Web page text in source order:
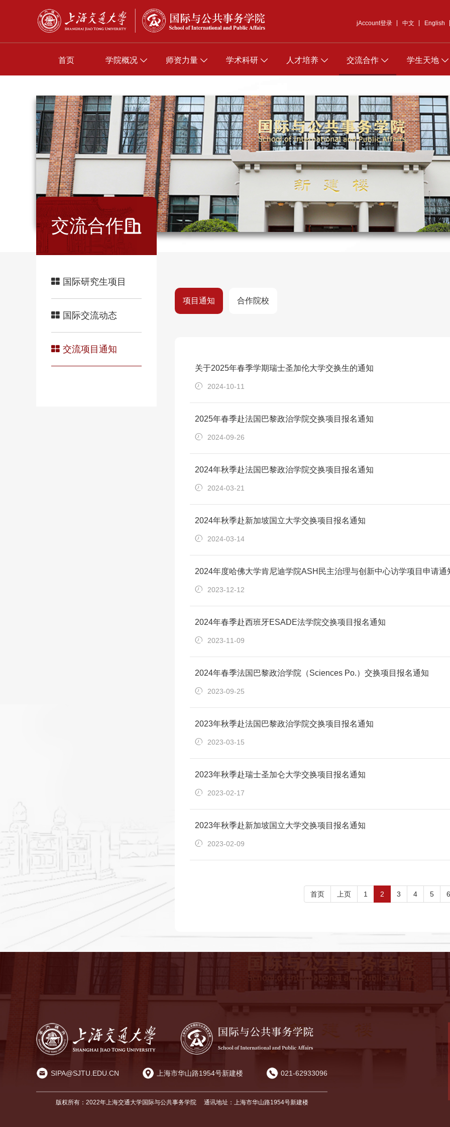
jAccount登录 中文 English
首页 学院概况 师资力量 学术科研 人才培养 交流合作 学生天地
交流合作
国际研究生项目
国际交流动态
交流项目通知
项目通知 合作院校
关于2025年春季学期瑞士圣加伦大学交换生的通知
2024-10-11
2025年春季赴法国巴黎政治学院交换项目报名通知
2024-09-26
2024年秋季赴法国巴黎政治学院交换项目报名通知
2024-03-21
2024年秋季赴新加坡国立大学交换项目报名通知
2024-03-14
2024年度哈佛大学肯尼迪学院ASH民主治理与创新中心访学项目申请通
2023-12-12
2024年春季赴西班牙ESADE法学院交换项目报名通知
2023-11-09
2024年春季法国巴黎政治学院（Sciences Po.）交换项目报名通知
2023-09-25
2023年秋季赴法国巴黎政治学院交换项目报名通知
2023-03-15
2023年秋季赴瑞士圣加仑大学交换项目报名通知
2023-02-17
2023年秋季赴新加坡国立大学交换项目报名通知
2023-02-09
首页 上页 1 2 3 4 5 6
SIPA@SJTU.EDU.CN 上海市华山路1954号新建楼 021-62933096
版权所有：2022年上海交通大学国际与公共事务学院 通讯地址：上海市华山路1954号新建楼